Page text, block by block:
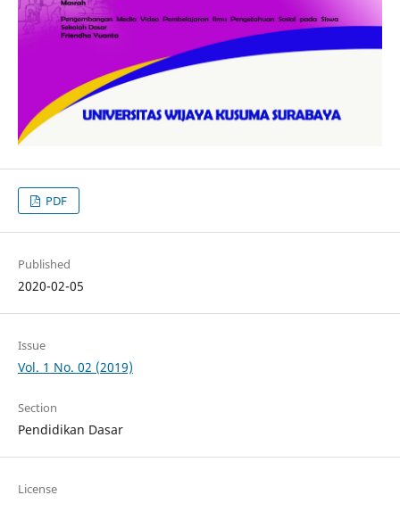
PDF
Published
2020-02-05
Issue
Vol. 1 No. 02 (2019)
Section
Pendidikan Dasar
License